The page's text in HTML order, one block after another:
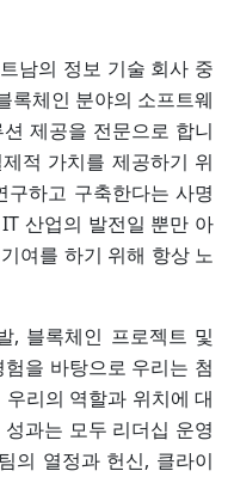
남의 정보 기술 회사 중
록체인 분야의 소프트웨
제공을 전문으로 합니
적 가치를 제공하기 위
하고 구축한다는 사명
산업의 발전일 뿐만 아
여를 하기 위해 항상 노
, 블록체인 프로젝트 및
을 바탕으로 우리는 첨
리의 역할과 위치에 대
과는 모두 리더십 운영
의 열정과 헌신, 클라이